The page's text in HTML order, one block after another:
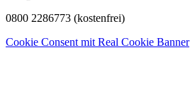
0800 2286773 (kostenfrei)
Cookie Consent mit Real Cookie Banner